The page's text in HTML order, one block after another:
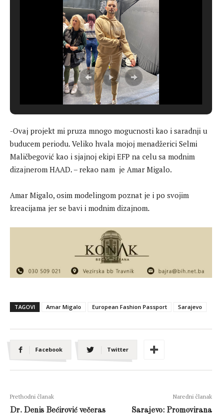
-Ovaj projekt mi pruza mnogo mogucnosti kao i saradnji u
buducem periodu. Veliko hvala mojoj menadžerici Selmi
Maličbegović kao i sjajnoj ekipi EFP na celu sa modnim
dizajnerom HAAD. – rekao nam je Amar Migalo.
Amar Migalo, osim modelingom poznat je i po svojim
kreacijama jer se bavi i modnim dizajnom.
TAGOVI Amar Migalo European Fashion Passport Sarajevo
Facebook Twitter
Prethodni članak
Dr. Denis Bećirović večeras
Naredni članak
Sarajevo: Promovirana